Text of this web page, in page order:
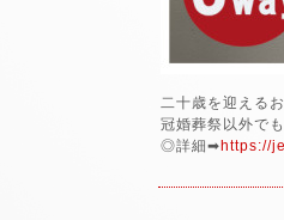
二十歳を迎える
冠婚葬祭以外で
◎詳細➡https://